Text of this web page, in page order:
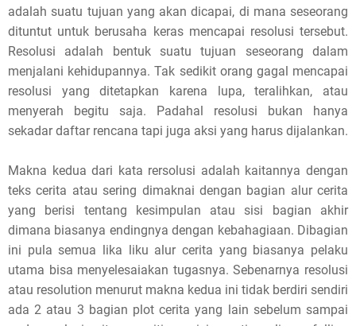
adalah suatu tujuan yang akan dicapai, di mana seseorang
dituntut untuk berusaha keras mencapai resolusi tersebut.
Resolusi adalah bentuk suatu tujuan seseorang dalam
menjalani kehidupannya. Tak sedikit orang gagal mencapai
resolusi yang ditetapkan karena lupa, teralihkan, atau
menyerah begitu saja. Padahal resolusi bukan hanya
sekadar daftar rencana tapi juga aksi yang harus dijalankan.
Makna kedua dari kata rersolusi adalah kaitannya dengan
teks cerita atau sering dimaknai dengan bagian alur cerita
yang berisi tentang kesimpulan atau sisi bagian akhir
dimana biasanya endingnya dengan kebahagiaan. Dibagian
ini pula semua lika liku alur cerita yang biasanya pelaku
utama bisa menyelesaiakan tugasnya. Sebenarnya resolusi
atau resolution menurut makna kedua ini tidak berdiri sendiri
ada 2 atau 3 bagian plot cerita yang lain sebelum sampai